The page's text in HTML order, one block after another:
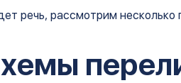
речь, рассмотрим несколько